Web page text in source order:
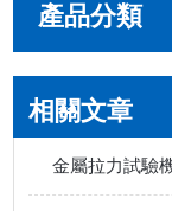
產品分類
相關文章
金屬拉力試驗